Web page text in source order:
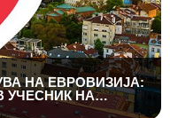
НА ЕВРОВИЗИЈА:
УЧЕСНИК НА